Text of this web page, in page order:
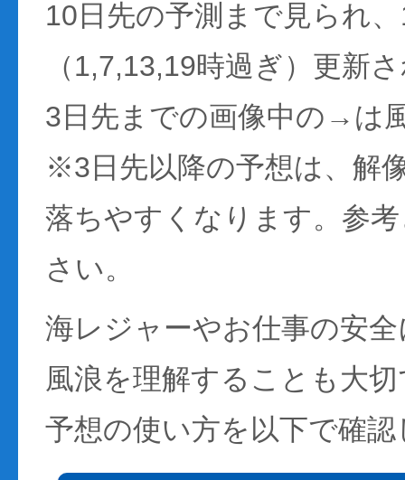
10日先の予測まで見られ
（1,7,13,19時過ぎ）更新
3日先までの画像中の→は
※3日先以降の予想は、解
落ちやすくなります。参
さい。
海レジャーやお仕事の安
風浪を理解することも大
予想の使い方を以下で確